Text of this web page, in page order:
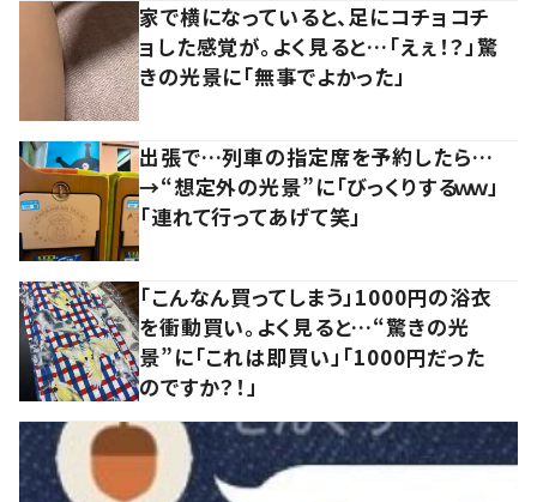
家で横になっていると、足にコチョコチ
ョした感覚が。よく見ると…「えぇ！？」驚
きの光景に「無事でよかった」
出張で…列車の指定席を予約したら…
→“想定外の光景”に「びっくりするｗｗ」
「連れて行ってあげて笑」
「こんなん買ってしまう」1000円の浴衣
を衝動買い。よく見ると…“驚きの光
景”に「これは即買い」「1000円だった
のですか？！」